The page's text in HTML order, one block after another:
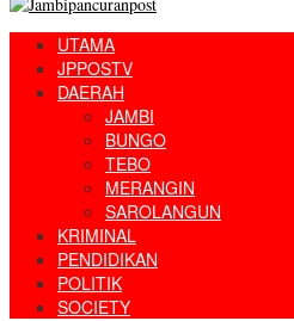
UTAMA
JPPOSTV
DAERAH
JAMBI
BUNGO
TEBO
MERANGIN
SAROLANGUN
KRIMINAL
PENDIDIKAN
POLITIK
SOCIETY